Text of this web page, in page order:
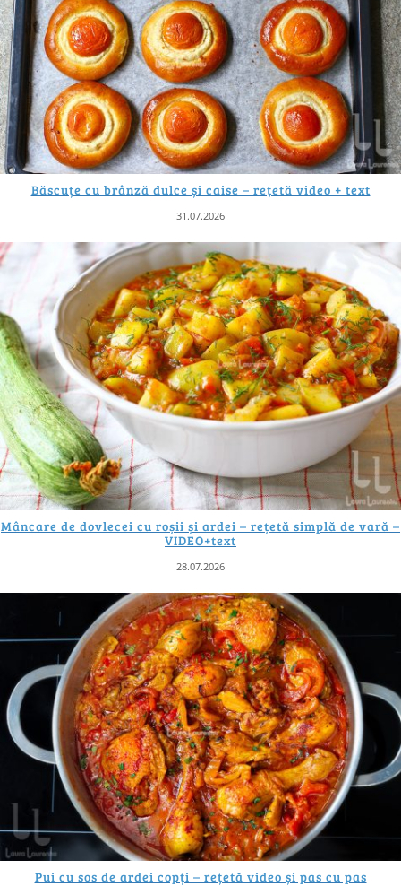
Băscuțe cu brânză dulce și caise – rețetă video + text
31.07.2026
Mâncare de dovlecei cu roșii și ardei – rețetă simplă de vară –
VIDEO+text
28.07.2026
Pui cu sos de ardei copți – rețetă video și pas cu pas